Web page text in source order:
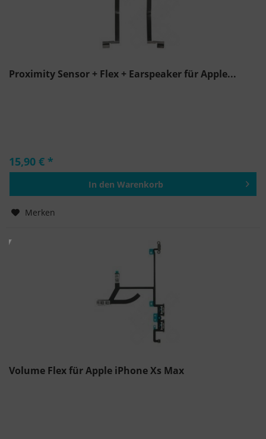
Proximity Sensor + Flex + Earspeaker für Apple...
15,90 € *
In den Warenkorb
Merken
Volume Flex für Apple iPhone Xs Max